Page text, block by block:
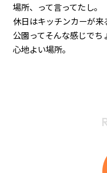
場所、って言ってたし。
休日はキッチンカーが来
公園ってそんな感じでち
心地よい場所。